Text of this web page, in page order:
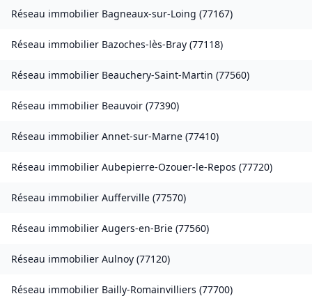
Réseau immobilier Bagneaux-sur-Loing (77167)
Réseau immobilier Bazoches-lès-Bray (77118)
Réseau immobilier Beauchery-Saint-Martin (77560)
Réseau immobilier Beauvoir (77390)
Réseau immobilier Annet-sur-Marne (77410)
Réseau immobilier Aubepierre-Ozouer-le-Repos (77720)
Réseau immobilier Aufferville (77570)
Réseau immobilier Augers-en-Brie (77560)
Réseau immobilier Aulnoy (77120)
Réseau immobilier Bailly-Romainvilliers (77700)